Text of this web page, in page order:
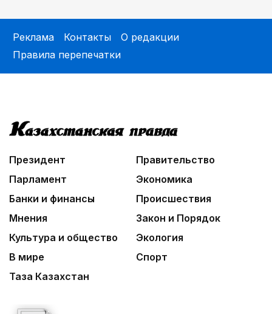
Реклама Контакты
О редакции
Правила перепечатки
Президент
Правительство
Парламент
Экономика
Банки и финансы
Происшествия
Мнения
Закон и Порядок
Культура и общество
Экология
В мире
Спорт
Таза Казахстан